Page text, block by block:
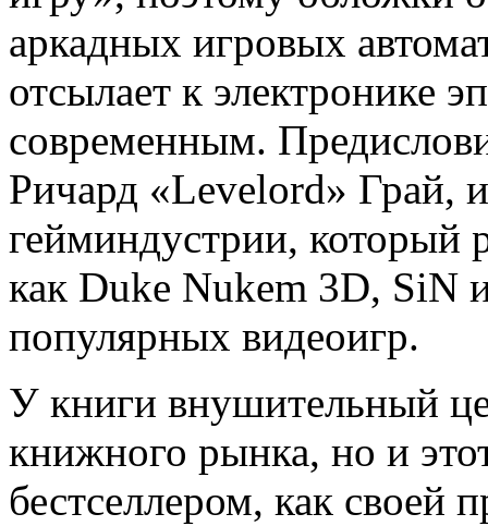
аркадных игровых
отсылает к электронике
современным.
Ричард «Levelord» Грай,
гейминдустрии, который
как Duke Nukem 3D, SiN
популярных видеоигр.
У книги внушительный
книжного рынка, но и
бестселлером, как своей